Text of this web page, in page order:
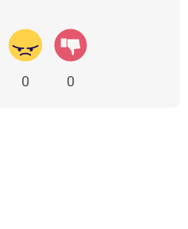
0 0